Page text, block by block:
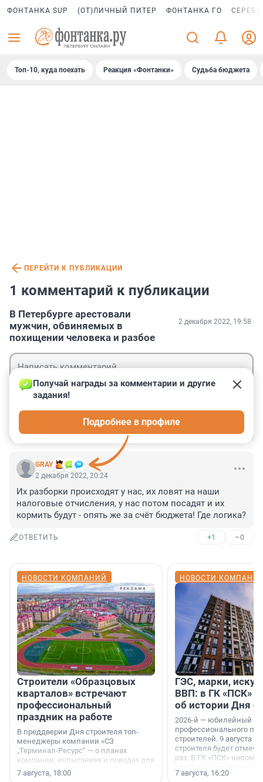
ФОНТАНКА SUP (ОТ)ЛИЧНЫЙ ПИТЕР ФОНТАНКА ГО
Топ-10, куда поехать Реакция «Фонтанки» Судьба бюджета
ПЕРЕЙТИ К ПУБЛИКАЦИИ
1 комментарий к публикации
В Петербурге арестовали
мужчин, обвиняемых в
похищении человека и разбое
2 декабря 2022, 19:58
GRAY
Получай награды за комментарии и другие
задания!
Подробнее в профиле
2 декабря 2022, 20:24
Их разборки происходят у нас, их ловят на наши
налоговые отчисления, у нас потом посадят и их
кормить будут - опять же за счёт бюджета! Где логика?
ОТВЕТИТЬ +1 –0
НОВОСТИ КОМПАНИЙ
Строители «Образцовых
кварталов» встречают
профессиональный
праздник на работе
В преддверии Дня строителя топ-
менеджеры компании «СЗ
„Терминал-Ресурс“ — о планах
компании, испытаниях и поводах для
осторожного оптимизма.
7 августа, 18:00
НОВОСТИ
ГЭС, марки,
ВВП: в ГК «ПСК»
об истории Дня
2026-й — юбилейный
профессионального
строителей. 9 августа
строителя будет
раз. В ГК «ПСК»
поменялась роль
7 августа, 16:20